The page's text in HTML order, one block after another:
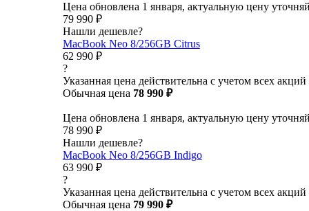
Цена обновлена 1 января, актуальную цену
79 990 ₽
Нашли дешевле?
MacBook Neo 8/256GB Citrus
62 990 ₽
?
Указанная цена действительна с учетом всех акций
Обычная цена 78 990 ₽
Цена обновлена 1 января, актуальную цену
78 990 ₽
Нашли дешевле?
MacBook Neo 8/256GB Indigo
63 990 ₽
?
Указанная цена действительна с учетом всех акций
Обычная цена 79 990 ₽